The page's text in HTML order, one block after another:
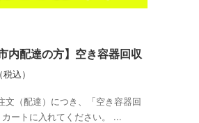
内配達の方】空き容器回収
（税込）
（配達）につき、「空き容器回
カートに入れてください。 ...